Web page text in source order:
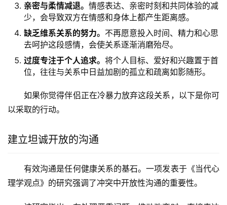
亲密与柔情减退。 情感表达、亲密时刻和共同体验的减
少，会导致双方在情感和身体上都产生距离感。
缺乏维系关系的努力。 不再愿意投入时间、精力和心思
去呵护这段感情，会使关系逐渐消磨殆尽。
过度专注于个人追求。 将个人目标、爱好和兴趣置于首
位，往往与关系中日益加剧的孤立和疏离如影随形。
如果你觉得伴侣正在冷暴力放弃这段关系，以下是你可
以采取的行动。
建立坦诚开放的沟通
有效沟通是任何健康关系的基石。一项发表于《当代心
理学观点》的研究强调了冲突中开放性沟通的重要性。